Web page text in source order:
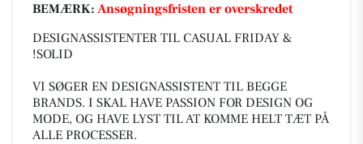
BEMÆRK: Ansøgningsfristen er overskredet
DESIGNASSISTENTER TIL CASUAL FRIDAY &
!SOLID
VI SØGER EN DESIGNASSISTENT TIL BEGGE
BRANDS. I SKAL HAVE PASSION FOR DESIGN OG
MODE, OG HAVE LYST TIL AT KOMME HELT TÆT PÅ
ALLE PROCESSER.